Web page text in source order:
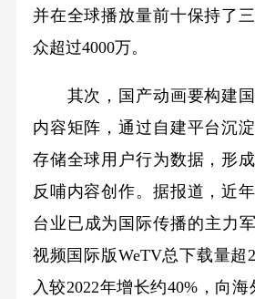
并在全球播放量前十保持了
众超过4000万。
其次，国产动画要构建国
内容矩阵，通过自建平台沉
存储全球用户行为数据，形
反哺内容创作。据报道，近
台业已成为国际传播的主力
视频国际版WeTV总下载量超
入较2022年增长约40%，向海